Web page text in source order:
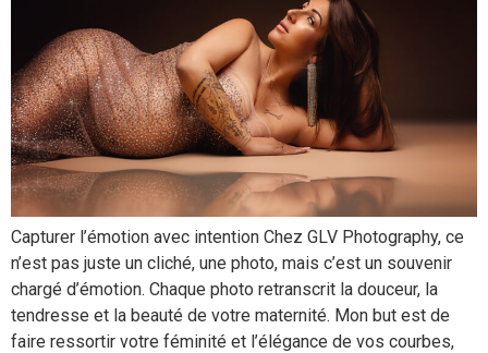
Capturer l’émotion avec intention Chez GLV Photography, ce
n’est pas juste un cliché, une photo, mais c’est un souvenir
chargé d’émotion. Chaque photo retranscrit la douceur, la
tendresse et la beauté de votre maternité. Mon but est de
faire ressortir votre féminité et l’élégance de vos courbes,